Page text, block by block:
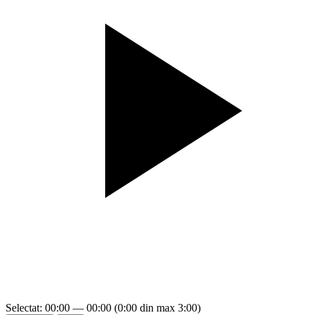
Selectat: 00:00 — 00:00 (0:00 din max 3:00)